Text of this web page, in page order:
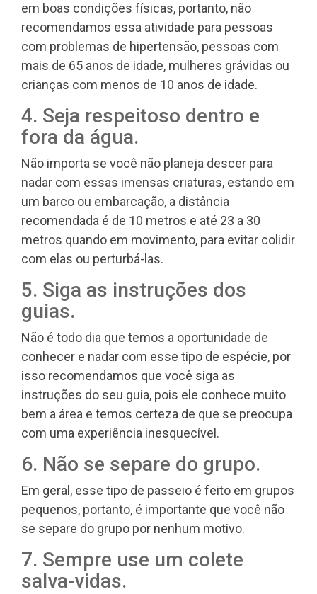
em boas condições físicas, portanto, não
recomendamos essa atividade para pessoas
com problemas de hipertensão, pessoas com
mais de 65 anos de idade, mulheres grávidas ou
crianças com menos de 10 anos de idade.
4. Seja respeitoso dentro e
fora da água.
Não importa se você não planeja descer para
nadar com essas imensas criaturas, estando em
um barco ou embarcação, a distância
recomendada é de 10 metros e até 23 a 30
metros quando em movimento, para evitar colidir
com elas ou perturbá-las.
5. Siga as instruções dos
guias.
Não é todo dia que temos a oportunidade de
conhecer e nadar com esse tipo de espécie, por
isso recomendamos que você siga as
instruções do seu guia, pois ele conhece muito
bem a área e temos certeza de que se preocupa
com uma experiência inesquecível.
6. Não se separe do grupo.
Em geral, esse tipo de passeio é feito em grupos
pequenos, portanto, é importante que você não
se separe do grupo por nenhum motivo.
7. Sempre use um colete
salva-vidas.